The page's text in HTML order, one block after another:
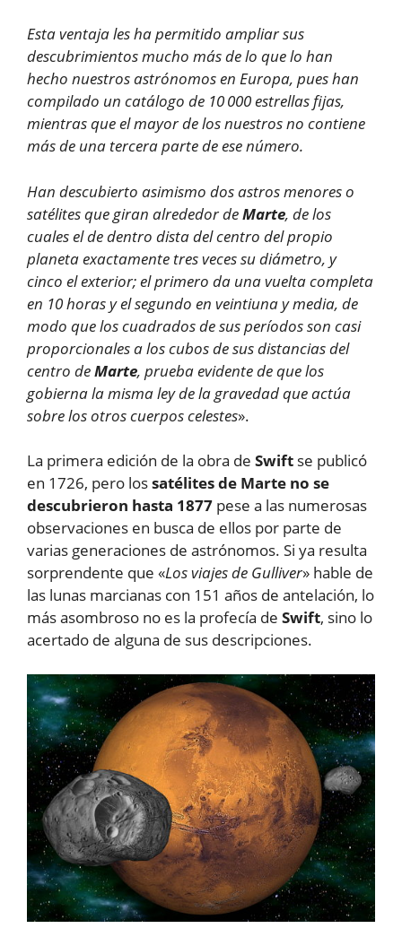
Esta ventaja les ha permitido ampliar sus
descubrimientos mucho más de lo que lo han
hecho nuestros astrónomos en Europa, pues han
compilado un catálogo de 10 000 estrellas fijas,
mientras que el mayor de los nuestros no contiene
más de una tercera parte de ese número.
Han descubierto asimismo dos astros menores o
satélites que giran alrededor deMarte, de los
cuales el de dentro dista del centro del propio
planeta exactamente tres veces su diámetro, y
cinco el exterior; el primero da una vuelta completa
en 10 horas y el segundo en veintiuna y media, de
modo que los cuadrados de sus períodos son casi
proporcionales a los cubos de sus distancias del
centro deMarte, prueba evidente de que los
gobierna la misma ley de la gravedad que actúa
sobre los otros cuerpos celestes».
La primera edición de la obra de Swift se publicó
en 1726, pero lossatélites de Marte no se
descubrieron hasta 1877 pese a las numerosas
observaciones en busca de ellos por parte de
varias generaciones de astrónomos. Si ya resulta
sorprendente que «Los viajes de Gulliver» hable de
las lunas marcianas con 151 años de antelación, lo
más asombroso no es la profecía de Swift, sino lo
acertado de alguna de sus descripciones.